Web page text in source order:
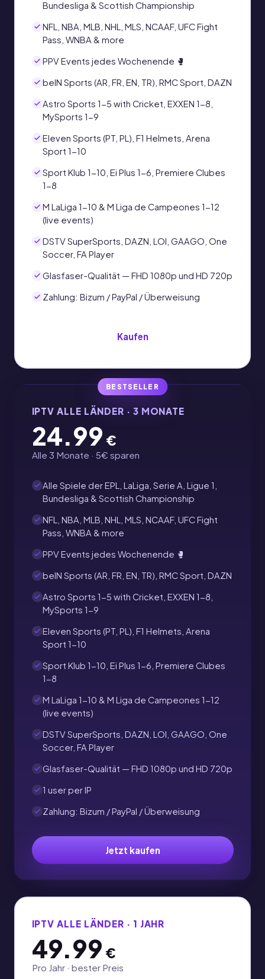
Bundesliga & Scottish Championship
NFL, NBA, MLB, NHL, MLS, NCAAF, UFC Fight
Pass, WNBA & more
PPV Events jedes Wochenende 🥊
beIN Sports (AR, FR, EN, TR), RMC Sport, DAZN
Astro Sports 1-5 with Cricket, EXXEN 1-8,
MySports 1-9
Eleven Sports (PT, PL), F1 Helmets, Arena
Sport 1-10
Sport Klub 1-10, Ei Plus 1-6, Premiere Clubes
1-8
M LaLiga 1-10 & M Liga de Campeones 1-12
(live events)
DSTV SuperSports, DAZN, LOI, GAAGO, One
Soccer, FA Player
Glasfaser-Qualität — FHD 1080p und HD 720p
Zahlung: Bizum / PayPal / Überweisung
Kaufen
BESTSELLER
IPTV ALLE LÄNDER · 3 MONATE
24.99 €
Alle 3 Monate · 5€ sparen
Alle Spiele der EPL, LaLiga, Serie A, Ligue 1,
Bundesliga & Scottish Championship
NFL, NBA, MLB, NHL, MLS, NCAAF, UFC Fight
Pass, WNBA & more
PPV Events jedes Wochenende 🥊
beIN Sports (AR, FR, EN, TR), RMC Sport, DAZN
Astro Sports 1-5 with Cricket, EXXEN 1-8,
MySports 1-9
Eleven Sports (PT, PL), F1 Helmets, Arena
Sport 1-10
Sport Klub 1-10, Ei Plus 1-6, Premiere Clubes
1-8
M LaLiga 1-10 & M Liga de Campeones 1-12
(live events)
DSTV SuperSports, DAZN, LOI, GAAGO, One
Soccer, FA Player
Glasfaser-Qualität — FHD 1080p und HD 720p
1 user per IP
Zahlung: Bizum / PayPal / Überweisung
Jetzt kaufen
IPTV ALLE LÄNDER · 1 JAHR
49.99 €
Pro Jahr · bester Preis